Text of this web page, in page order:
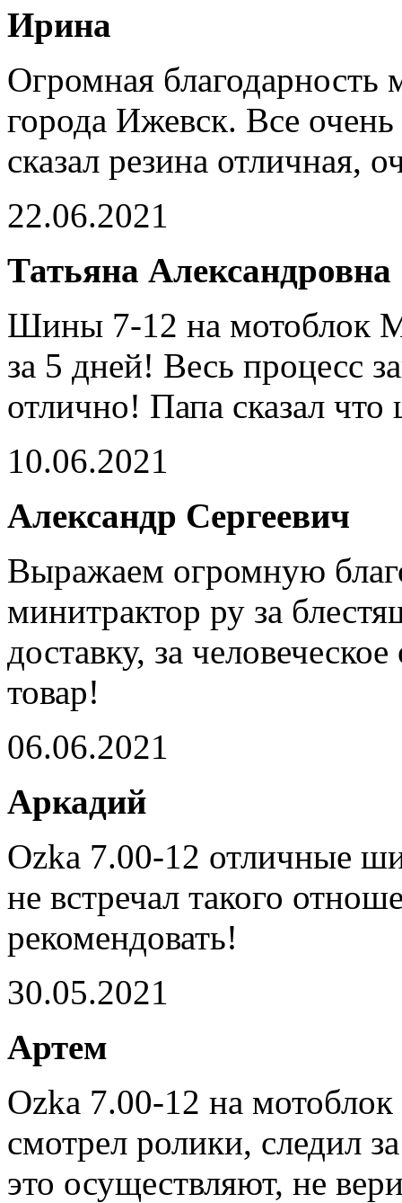
Ирина
Огромная
города Ижевск. Все
сказал резина отличная,
22.06.2021
Татьяна Александровна
Шины 7-12 на мотоблок
за 5 дней! Весь процесс
отлично! Папа сказал
10.06.2021
Александр Сергеевич
Выражаем огромную
минитрактор ру за
доставку, за
товар!
06.06.2021
Аркадий
Ozka 7.00-12 отличные
не встречал такого
рекомендовать!
30.05.2021
Артем
Ozka 7.00-12 на
смотрел ролики, следил
это осуществляют, не